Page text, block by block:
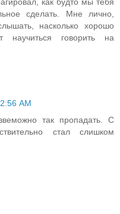
сделать. Мне лично,
насколько хорошо
говорить на
AM
так пропадать. С
стал слишком